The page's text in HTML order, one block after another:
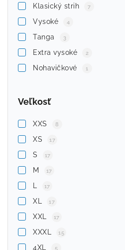
Klasický strih 7
Vysoké 4
Tanga 3
Extra vysoké 2
Nohavičkové 1
Veľkosť
XXS 8
XS 17
S 17
M 17
17
XL 17
XXL 17
XXXL 15
4XL 5